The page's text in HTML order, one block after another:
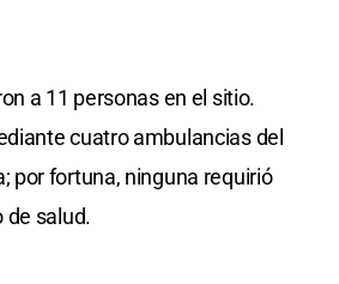
a 11 personas en el sitio.
cuatro ambulancias del
por fortuna, ninguna requirió
de salud.